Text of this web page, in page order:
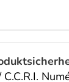
C.C.R.I.